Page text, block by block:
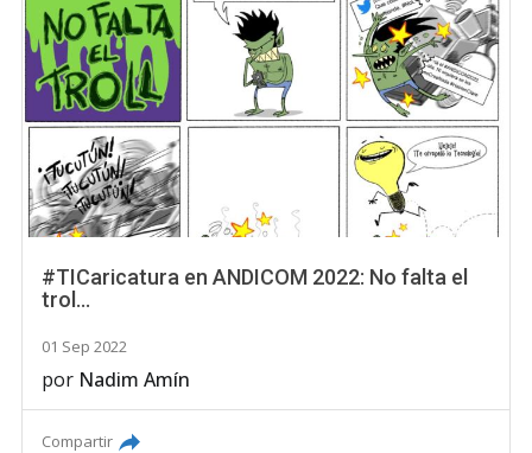
#TICaricatura en ANDICOM 2022: No falta el
trol...
01 Sep 2022
por Nadim Amín
Compartir